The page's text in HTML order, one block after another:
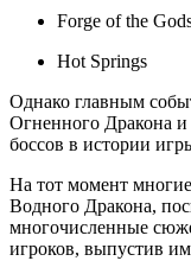
Forge of the
Hot Springs
Однако главным
Огненного Дракона и
боссов в истории
На тот момент
Водного Дракона,
многочисленные
игроков, выпустив